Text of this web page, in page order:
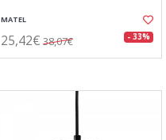
MATEL
25,42€ 38,07€ - 33%